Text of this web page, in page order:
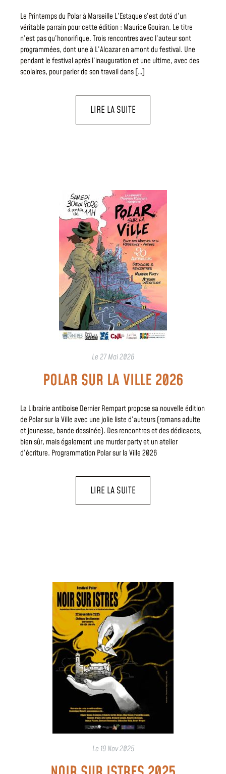
Le Printemps du Polar à Marseille L’Estaque s’est doté d’un
véritable parrain pour cette édition : Maurice Gouiran. Le titre
n’est pas qu’honorifique. Trois rencontres avec l’auteur sont
programmées, dont une à L’Alcazar en amont du festival. Une
pendant le festival après l’inauguration et une ultime, avec des
scolaires, pour parler de son travail dans […]
LIRE LA SUITE
Le27 Mai 2026
POLAR SUR LA VILLE 2026
La Librairie antiboise Dernier Rempart propose sa nouvelle édition
de Polar sur la Ville avec une jolie liste d’auteurs (romans adulte
et jeunesse, bande dessinée). Des rencontres et des dédicaces,
bien sûr, mais également une murder party et un atelier
d’écriture. Programmation Polar sur la Ville 2026
LIRE LA SUITE
Le 19 Nov 2025